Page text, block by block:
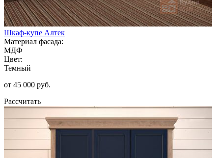
Шкаф-купе Алтек
Материал фасада:
МДФ
Цвет:
Темный
от 45 000 руб.
Рассчитать